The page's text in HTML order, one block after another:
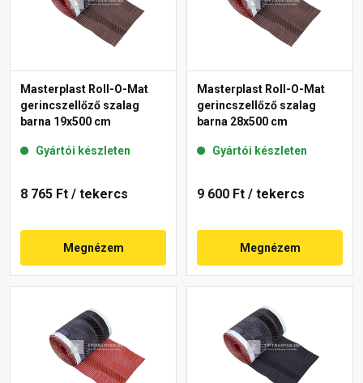
Masterplast Roll-O-Mat
gerincszellőző szalag
barna 19x500 cm
Gyártói készleten
8 765 Ft / tekercs
Megnézem
Masterplast Roll-O-Mat
gerincszellőző szalag
barna 28x500 cm
Gyártói készleten
9 600 Ft / tekercs
Megnézem